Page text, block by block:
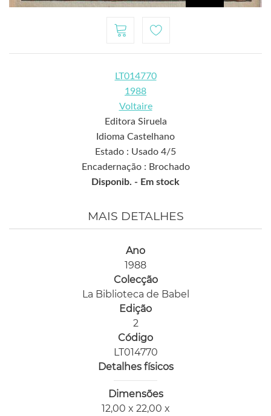
LT014770
1988
Voltaire
Editora Siruela
Idioma Castelhano
Estado : Usado 4/5
Encadernação : Brochado
Disponib. - Em stock
MAIS DETALHES
Ano
1988
Colecção
La Biblioteca de Babel
Edição
2
Código
LT014770
Detalhes físicos
Dimensões
12,00 x 22,00 x